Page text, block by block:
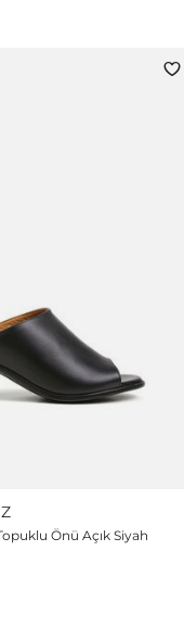
Önü Açık Siyah